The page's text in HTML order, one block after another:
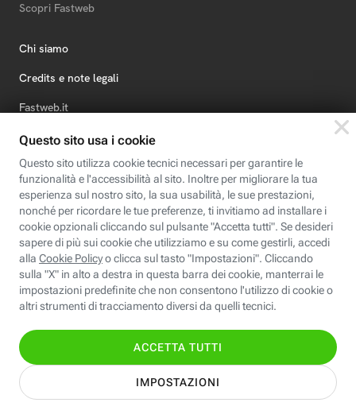
Scopri Fastweb
Chi siamo
Credits e note legali
Fastweb.it
Formazione
Fastweb Digital Academy
STEP FuturAbility District
Insieme, siamo futuro
© Fastweb SpA 2026 - P.IVA 12878470157
Informativa
Modifica